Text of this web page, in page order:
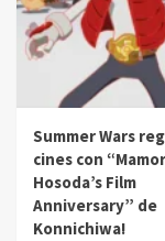
Summer Wars
cines con
Hosoda’s Film
Anniversary” de
Konnichiwa!